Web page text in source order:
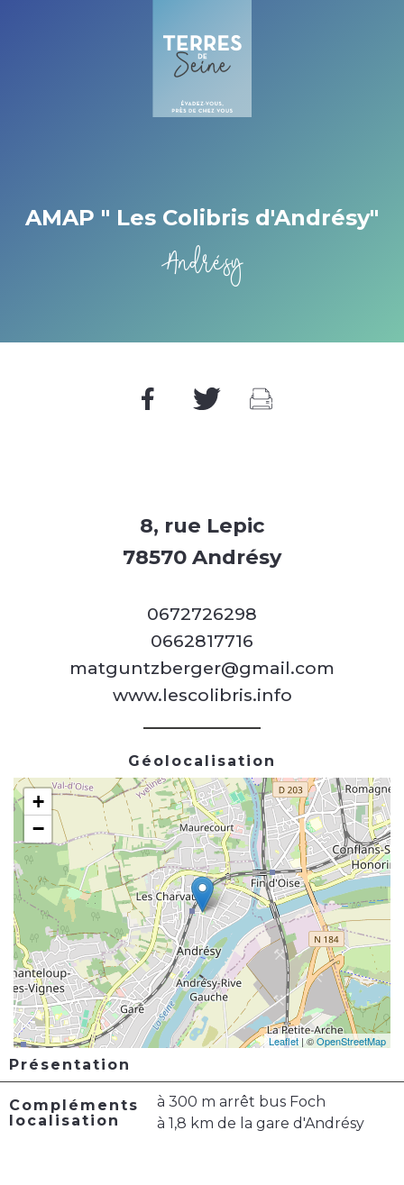
AMAP " Les Colibris d'Andrésy"
Andrésy
8, rue Lepic
78570 Andrésy
0672726298
0662817716
matguntzberger@gmail.com
www.lescolibris.info
Géolocalisation
+
−
Leaflet | ©OpenStreetMap
Présentation
Compléments
localisation
à 300 m arrêt bus Foch
à 1,8 km de la gare d'Andrésy